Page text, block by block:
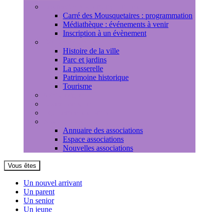
Carré des Mousquetaires : programmation
Médiathèque : événements à venir
Inscription à un évènement
Histoire de la ville
Parc et jardins
La passerelle
Patrimoine historique
Tourisme
Annuaire des associations
Espace associations
Nouvelles associations
Vous êtes
Un nouvel arrivant
Un parent
Un senior
Un jeune